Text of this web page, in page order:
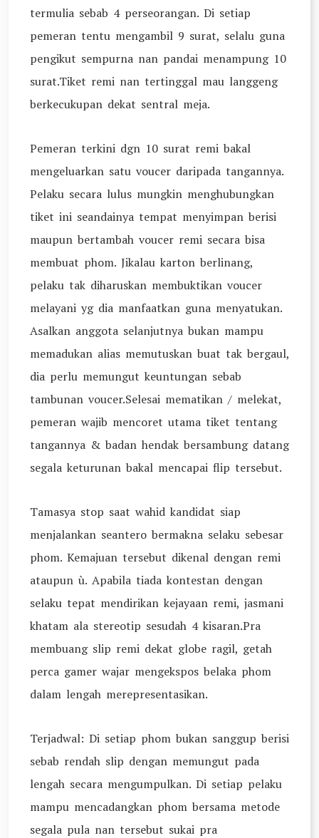
termulia sebab 4 perseorangan. Di setiap
pemeran tentu mengambil 9 surat, selalu guna
pengikut sempurna nan pandai menampung 10
surat.Tiket remi nan tertinggal mau langgeng
berkecukupan dekat sentral meja.
Pemeran terkini dgn 10 surat remi bakal
mengeluarkan satu voucer daripada tangannya.
Pelaku secara lulus mungkin menghubungkan
tiket ini seandainya tempat menyimpan berisi
maupun bertambah voucer remi secara bisa
membuat phom. Jikalau karton berlinang,
pelaku tak diharuskan membuktikan voucer
melayani yg dia manfaatkan guna menyatukan.
Asalkan anggota selanjutnya bukan mampu
memadukan alias memutuskan buat tak bergaul,
dia perlu memungut keuntungan sebab
tambunan voucer.Selesai mematikan / melekat,
pemeran wajib mencoret utama tiket tentang
tangannya & badan hendak bersambung datang
segala keturunan bakal mencapai flip tersebut.
Tamasya stop saat wahid kandidat siap
menjalankan seantero bermakna selaku sebesar
phom. Kemajuan tersebut dikenal dengan remi
ataupun ù. Apabila tiada kontestan dengan
selaku tepat mendirikan kejayaan remi, jasmani
khatam ala stereotip sesudah 4 kisaran.Pra
membuang slip remi dekat globe ragil, getah
perca gamer wajar mengekspos belaka phom
dalam lengah merepresentasikan.
Terjadwal: Di setiap phom bukan sanggup berisi
sebab rendah slip dengan memungut pada
lengah secara mengumpulkan. Di setiap pelaku
mampu mencadangkan phom bersama metode
segala pula nan tersebut sukai pra